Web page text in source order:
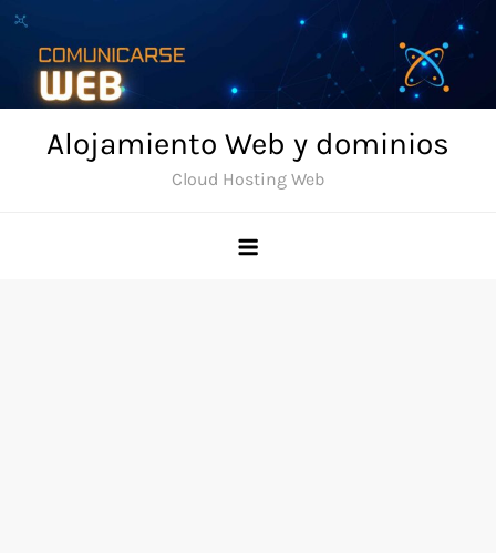
Skip
content
Alojamiento Web y dominios
Cloud Hosting Web